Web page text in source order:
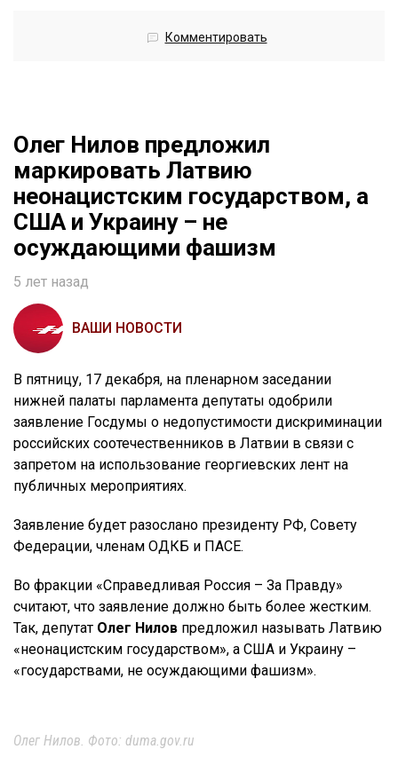
Комментировать
Олег Нилов предложил
маркировать Латвию
неонацистским государством, а
США и Украину – не
осуждающими фашизм
5 лет назад
ВАШИ НОВОСТИ
В пятницу, 17 декабря, на пленарном заседании
нижней палаты парламента депутаты одобрили
заявление Госдумы о недопустимости дискриминации
российских соотечественников в Латвии в связи с
запретом на использование георгиевских лент на
публичных мероприятиях.
Заявление будет разослано президенту РФ, Совету
Федерации, членам ОДКБ и ПАСЕ.
Во фракции «Справедливая Россия – За Правду»
считают, что заявление должно быть более жестким.
Так, депутат Олег Нилов предложил называть Латвию
«неонацистским государством», а США и Украину –
«государствами, не осуждающими фашизм».
Олег Нилов. Фото: duma.gov.ru